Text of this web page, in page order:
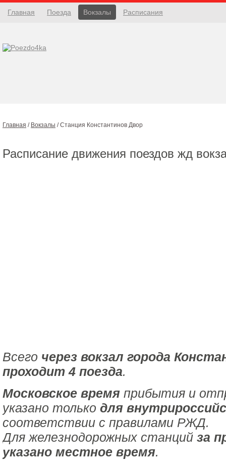
Главная Поезда Вокзалы Расписания
Главная / Вокзалы /Станция Константинов Двор
Расписание движения поездов жд
Всего через вокзал города
проходит 4 поезда.
Московское время прибытия и
указано только для
соответствии с правилами РЖД.
Для железнодорожных станций за
указано местное время.